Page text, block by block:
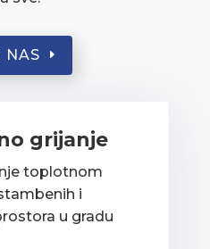
NAS
grijanje
toplotnom
i
u gradu